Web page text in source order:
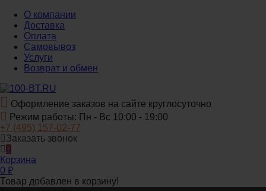
О компании
Доставка
Оплата
Самовывоз
Услуги
Возврат и обмен
Оформление заказов на сайте круглосуточно
Режим работы: Пн - Вс 10:00 - 19:00
+7 (495) 157-02-77
Заказать звонок
0
Корзина
0 ₽
Товар добавлен в корзину!